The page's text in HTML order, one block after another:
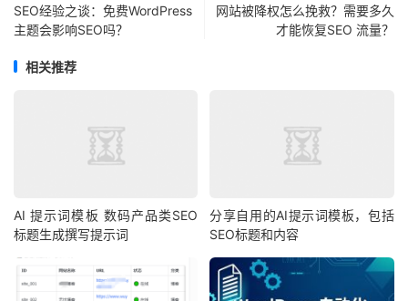
SEO经验之谈：免费WordPress
主题会影响SEO吗？
网站被降权怎么挽救？需要多久
才能恢复SEO 流量？
相关推荐
AI 提示词模板 数码产品类SEO
标题生成撰写提示词
分享自用的AI提示词模板，包括
SEO标题和内容